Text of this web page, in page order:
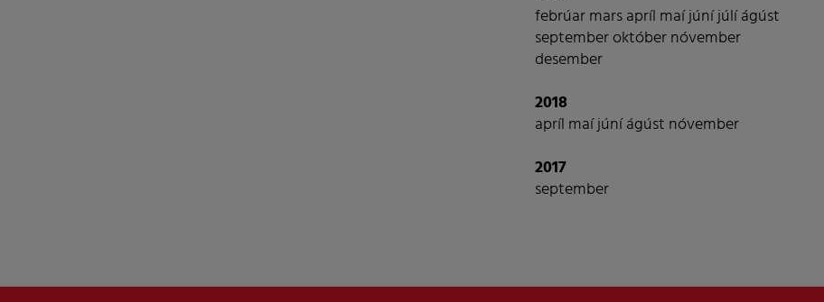
febrúarmarsapríl maíjúníjúlíágúst
septemberoktóbernóvember
desember
2018
apríl maíjúníágúst nóvember
2017
september